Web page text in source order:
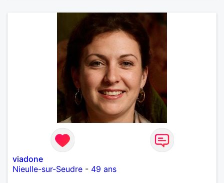
viadone
Nieulle-sur-Seudre - 49 ans